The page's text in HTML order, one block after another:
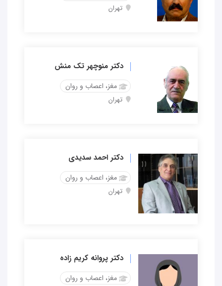
تهران
دکتر منوچهر تک منش
مغز، اعصاب و روان
تهران
دکتر احمد سدیدی
مغز، اعصاب و روان
تهران
دکتر پروانه کریم زاده
مغز، اعصاب و روان